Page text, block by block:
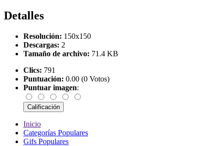
Detalles
Resolución: 150x150
Descargas: 2
Tamaño de archivo: 71.4 KB
Clics: 791
Puntuación: 0.00 (0 Votos)
Puntuar imagen:
Inicio
Categorías Populares
Gifs Populares